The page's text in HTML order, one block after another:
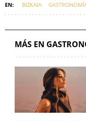
BIZKAIA
MÁS EN